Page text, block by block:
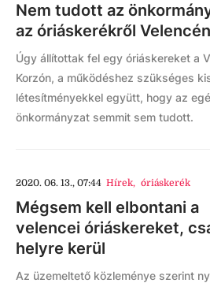
Nem tudott az
az óriáskerékről Velencén
Úgy állítottak fel egy óriáskereket a
Korzón, a működéshez szükséges
létesítményekkel együtt, hogy az
önkormányzat semmit sem tudott.
2020. 06. 13., 07:44 Hírek, óriáskerék
Mégsem kell elbontani a
velencei óriáskereket,
helyre kerül
Az üzemeltető közleménye szerint